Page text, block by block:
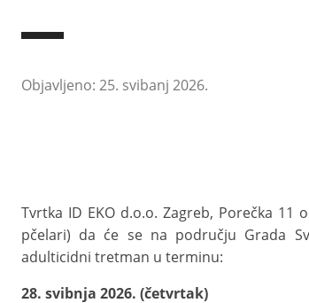
Objavljeno: 25. svibanj 2026.
Tvrtka ID EKO d.o.o. Zagreb, Porečka
pčelari) da će se na području Grada
adulticidni tretman u terminu:
28. svibnja 2026. (četvrtak)